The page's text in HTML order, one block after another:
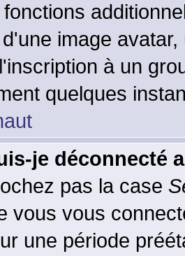
image
à un
quelques
je déconnecté
pas la case
vous vous
une période